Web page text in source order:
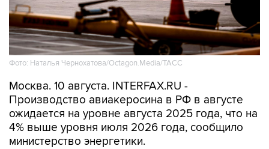
Фото: Наталья Чернохатова/Octagon.Media/ТАСС
Москва. 10 августа. INTERFAX.RU -
Производство авиакеросина в РФ в августе
ожидается на уровне августа 2025 года, что на
4% выше уровня июля 2026 года, сообщило
министерство энергетики.